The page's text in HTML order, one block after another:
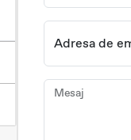
Adresa de
Mesaj